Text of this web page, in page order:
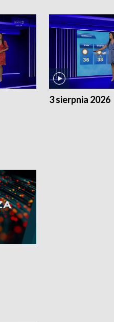
3 sierpnia 2026